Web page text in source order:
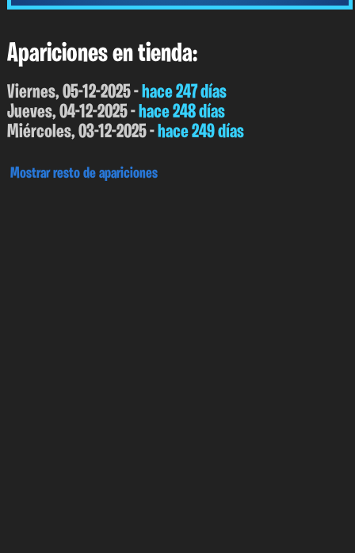
Apariciones en tienda:
Viernes, 05-12-2025 -hace 247 días
Jueves, 04-12-2025 -hace 248 días
Miércoles, 03-12-2025 -hace 249 días
Mostrar resto de apariciones